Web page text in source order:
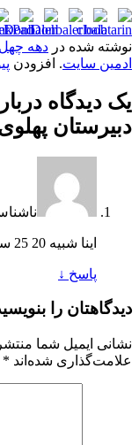
نوشته شده در دهه
ادمین سایت. افزودن
یک دیدگاه
دبیرستان پهلوی –
اینا شبیه 20 25 ساله ها هستند
پاسخ ↓
دیدگاهتان را
نشانی ایمیل شما
علامت‌گذاری شده‌اند *